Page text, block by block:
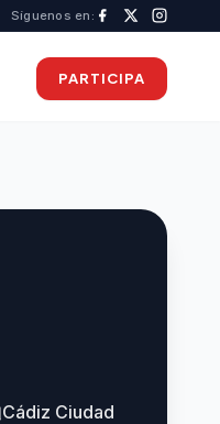
Síguenos en:
PARTICIPA
Cádiz Ciudad